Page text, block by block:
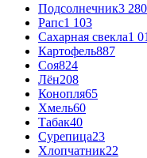
Подсолнечник3 280
Рапс1 103
Сахарная свекла1
Картофель887
Соя824
Лён208
Конопля65
Хмель60
Табак40
Сурепица23
Хлопчатник22